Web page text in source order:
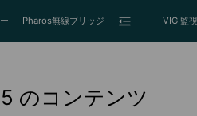
Pharos無線ブリッジ VIGI監
のコンテンツ